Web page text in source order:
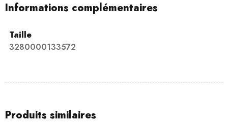
Informations complémentaires
Taille
3280000133572
Produits similaires